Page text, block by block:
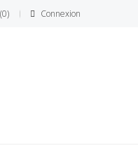
0 Connexion